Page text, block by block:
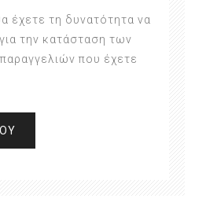
έχετε τη δυνατότητα να
την κατάσταση των
που έχετε